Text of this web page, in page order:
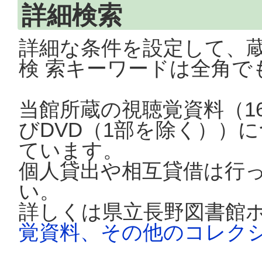
詳細検索
詳細な条件を設定して、
検 索キーワードは全角
当館所蔵の視聴覚資料（
びDVD（1部を除く））
ています。
個人貸出や相互貸借は行
い。
詳しくは県立長野図書館
覚資料、その他のコレク